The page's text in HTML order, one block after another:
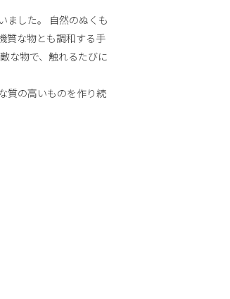
ました。 自然のぬくも
質な物とも調和する手
な物で、触れるたびに
質の高いものを作り続